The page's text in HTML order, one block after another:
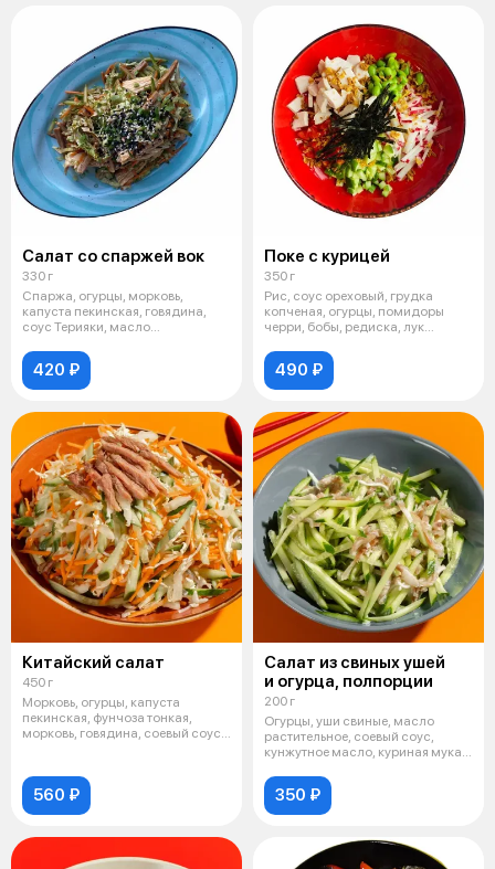
Салат со спаржей вок
330 г
Спаржа, огурцы, морковь,
капуста пекинская, говядина,
соус Терияки, масло
420 ₽
Поке с курицей
350 г
Рис, соус ореховый, грудка
копченая, огурцы, помидоры
черри, бобы, редиска, лук
490 ₽
Китайский салат
450 г
Морковь, огурцы, капуста
пекинская, фунчоза тонкая,
морковь, говядина, соевый соус,
560 ₽
Салат из свиных ушей
и огурца, полпорции
200 г
Огурцы, уши свиные, масло
растительное, соевый соус,
кунжутное масло, куриная мука,
350 ₽